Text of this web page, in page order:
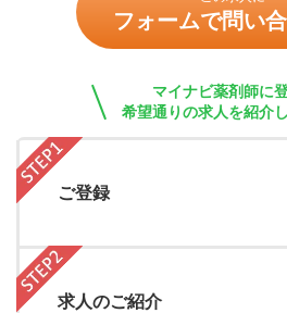
フォームで問い
マイナビ薬剤師に
希望通りの求人を紹介
ご登録
求人のご紹介